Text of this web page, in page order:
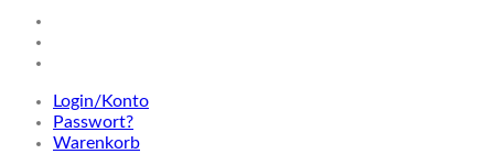
Login/Konto
Passwort?
Warenkorb